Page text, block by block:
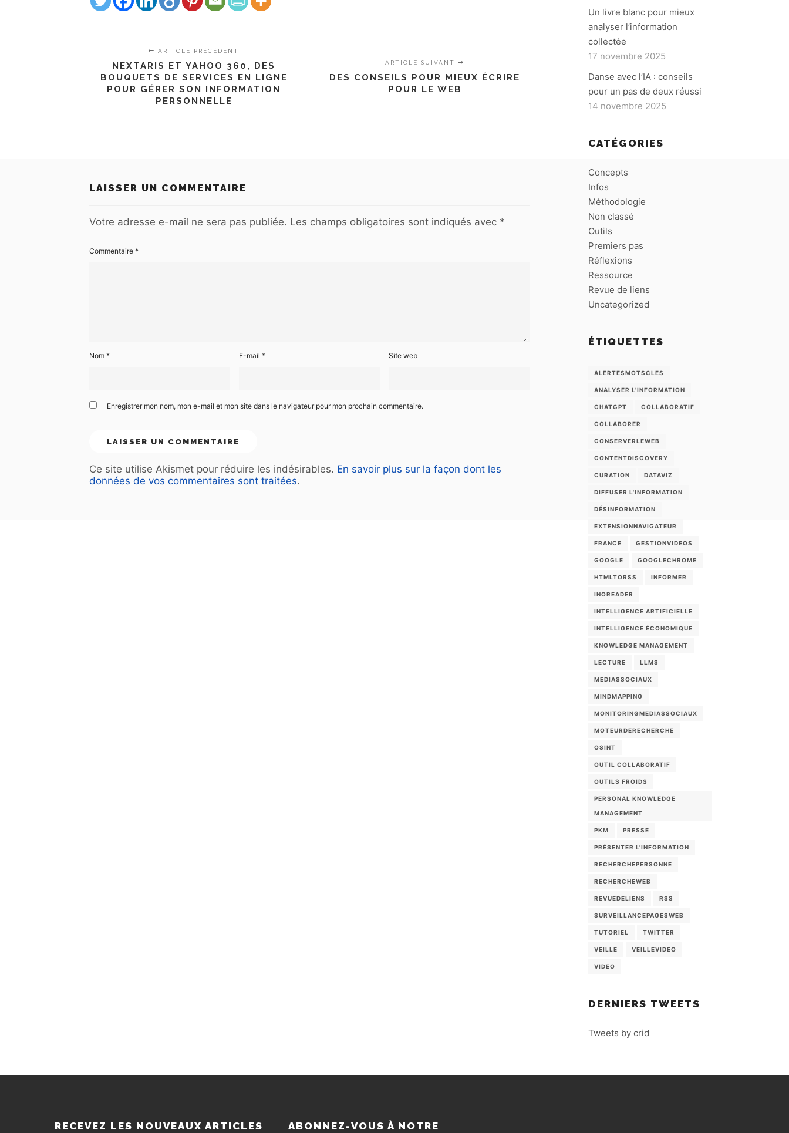
ARTICLE PRÉCÉDENT
NEXTARIS ET YAHOO 360, DES
BOUQUETS DE SERVICES EN LIGNE
POUR GÉRER SON INFORMATION
PERSONNELLE
ARTICLE SUIVANT
DES CONSEILS POUR MIEUX ÉCRIRE
POUR LE WEB
LAISSER UN COMMENTAIRE
Votre adresse e-mail ne sera pas publiée. Les champs obligatoires sont indiqués avec *
Commentaire *
Nom * E-mail * Site web
Enregistrer mon nom, mon e-mail et mon site dans le navigateur pour mon prochain commentaire.
Ce site utilise Akismet pour réduire les indésirables. En savoir plus sur la façon dont les
données de vos commentaires sont traitées.
Un livre blanc pour mieux
analyser l’information
collectée
17 novembre 2025
Danse avec l’IA : conseils
pour un pas de deux réussi
14 novembre 2025
CATÉGORIES
Concepts
Infos
Méthodologie
Non classé
Outils
Premiers pas
Réflexions
Ressource
Revue de liens
Uncategorized
ÉTIQUETTES
ALERTESMOTSCLES
ANALYSER L'INFORMATION
CHATGPT COLLABORATIF
COLLABORER
CONSERVERLEWEB
CONTENTDISCOVERY
CURATION DATAVIZ
DIFFUSER L'INFORMATION
DÉSINFORMATION
EXTENSIONNAVIGATEUR
FRANCE GESTIONVIDEOS
GOOGLE GOOGLECHROME
HTMLTORSS INFORMER
INOREADER
INTELLIGENCE ARTIFICIELLE
INTELLIGENCE ÉCONOMIQUE
KNOWLEDGE MANAGEMENT
LECTURE LLMS
MEDIASSOCIAUX
MINDMAPPING
MONITORINGMEDIASSOCIAUX
MOTEURDERECHERCHE
OSINT
OUTIL COLLABORATIF
OUTILS FROIDS
PERSONAL KNOWLEDGE
MANAGEMENT
PKM PRESSE
PRÉSENTER L'INFORMATION
RECHERCHEPERSONNE
RECHERCHEWEB
REVUEDELIENS RSS
SURVEILLANCEPAGESWEB
TUTORIEL TWITTER
VEILLE VEILLEVIDEO
VIDEO
DERNIERS TWEETS
Tweets by crid
RECEVEZ LES NOUVEAUX ARTICLES ABONNEZ-VOUS À NOTRE